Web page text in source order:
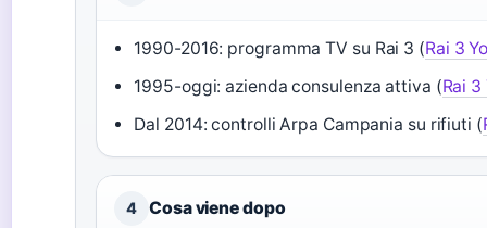
1990-2016: programma TV su Rai 3 (Rai 3
1995-oggi: azienda consulenza attiva (Rai 3
Dal 2014: controlli Arpa Campania su rifiuti (
4 Cosa viene dopo